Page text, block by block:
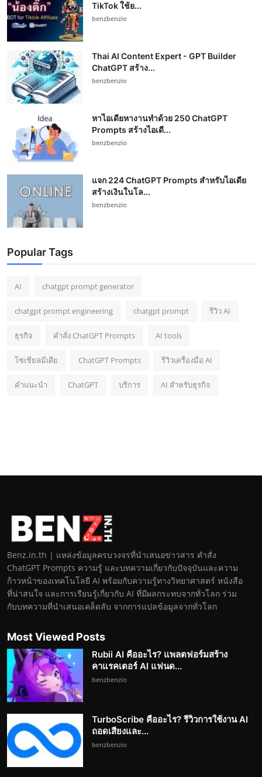
TikTok ใช้ย...
benzbenzio
Thai AI Content Expert - GPT Builder
ChatGPT สร้าง...
benzbenzio
หาไอเดียหางานทำด้วย 250 ChatGPT
Prompts สร้างไอเดี...
benzbenzio
แจก 224 ChatGPT Prompts สำหรับไอเดีย
สร้างเงินในโล...
benzbenzio
Popular Tags
AI chatgpt prompt generator
chatgpt prompt engineering chatgpt prompt รีวิว AI
ธุรกิจ คำสั่ง ChatGPT Prompts AI tools
โซเชียลมีเดีย ChatGPT Prompts รีวิวเครื่องมือ AI
คำแนะนำ ChatGPT บริการ AI สำหรับธุรกิจ
Benz.in.th | แหล่งข้อมูลครบวงจรที่นำเสนอข่าวสาร คำสั่ง
ChatGPT Prompts ความรู้ และบทความเกี่ยวกับปัจจุบันและความ
ก้าวหน้าของเทคโนโลยี AI พร้อมกับความรู้ทางวิทยาศาสตร์ หนังสือ
ที่น่าสนใจ และการเรียนรู้เกี่ยวกับ AI ที่มีผลกระทบจากทั่วโลก ร่วม
กับบทความที่นำเสนอเคล็ดลับ จากการแปลข้อมูลจากทั่วโลก
Most Viewed Posts
Rubii AI คืออะไร? แพลตฟอร์มสร้าง
คาแรคเตอร์ AI แฟนด...
benzbenzio
TurboScribe คืออะไร? รีวิวการใช้งาน AI
ถอดเสียงและ...
benzbenzio